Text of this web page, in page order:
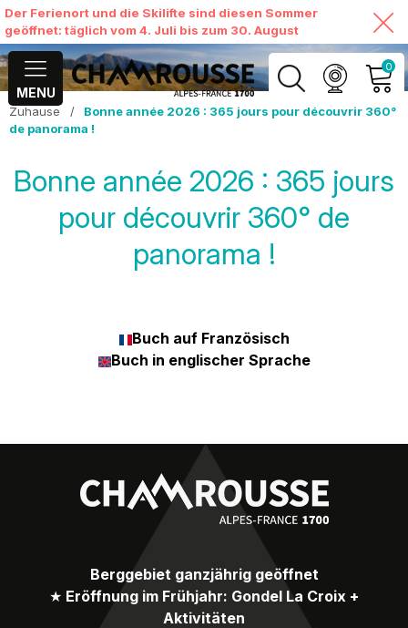
Der Ferienort und die Skilifte sind diesen Sommer
geöffnet: täglich vom 4. Juli bis zum 30. August
MENU
0
MEIN KONTO
ANSEHEN
Zuhause /
Bonne année 2026 : 365 jours pour découvrir 360°
de panorama !
Bonne année 2026 : 365 jours
pour découvrir 360° de
panorama !
Buch auf Französisch
Buch in englischer Sprache
Berggebiet ganzjährig geöffnet
★ Eröffnung im Frühjahr: Gondel La Croix +
Aktivitäten